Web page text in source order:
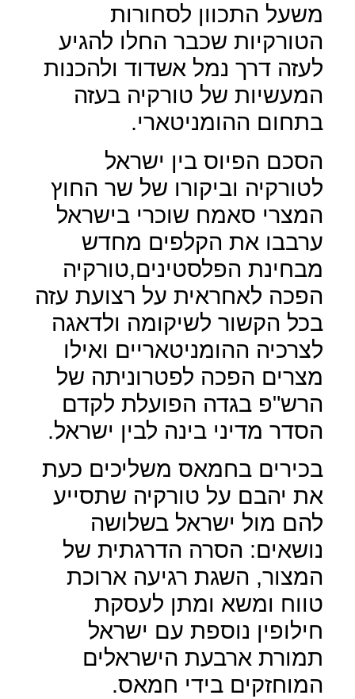
משעל התכוון לסחורות
הטורקיות שכבר החלו להגיע
לעזה דרך נמל אשדוד ולהכנות
המעשיות של טורקיה בעזה
בתחום ההומניטארי.
הסכם הפיוס בין ישראל
לטורקיה וביקורו של שר החוץ
המצרי סאמח שוכרי בישראל
ערבבו את הקלפים מחדש
מבחינת הפלסטינים,טורקיה
הפכה לאחראית על רצועת עזה
בכל הקשור לשיקומה ולדאגה
לצרכיה ההומניטאריים ואילו
מצרים הפכה לפטרוניתה של
הרש"פ בגדה הפועלת לקדם
הסדר מדיני בינה לבין ישראל.
בכירים בחמאס משליכים כעת
את יהבם על טורקיה שתסייע
להם מול ישראל בשלושה
נושאים: הסרה הדרגתית של
המצור, השגת רגיעה ארוכת
טווח ומשא ומתן לעסקת
חילופין נוספת עם ישראל
תמורת ארבעת הישראלים
המוחזקים בידי חמאס.